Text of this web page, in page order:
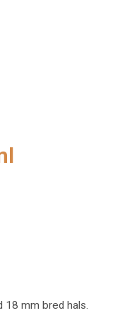
18 mm bred hals.